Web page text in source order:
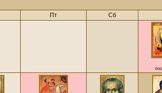
Пт Сб